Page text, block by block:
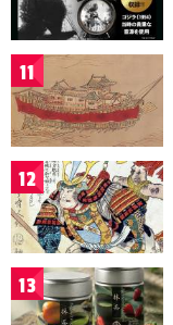
11
12
13